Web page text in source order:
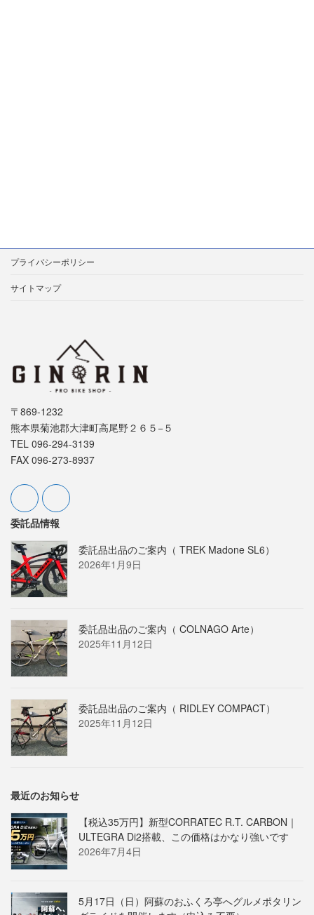
プライバシーポリシー
サイトマップ
〒869-1232
熊本県菊池郡大津町高尾野２６５−５
TEL 096-294-3139
FAX 096-273-8937
委託品情報
委託品出品のご案内（ TREK Madone SL6）
2026年1月9日
委託品出品のご案内（ COLNAGO Arte）
2025年11月12日
委託品出品のご案内（ RIDLEY COMPACT）
2025年11月12日
最近のお知らせ
【税込35万円】新型CORRATEC R.T. CARBON｜
ULTEGRA Di2搭載、この価格はかなり強いです
2026年7月4日
5月17日（日）阿蘇のおふくろ亭へグルメポタリン